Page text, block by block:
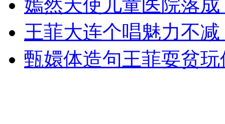
山西运城恶犬咬伤多人 警民合力深夜将其击毙
嫣然天使儿童医院落成
王菲大连个唱魅力不
甄嬛体造句王菲耍贫